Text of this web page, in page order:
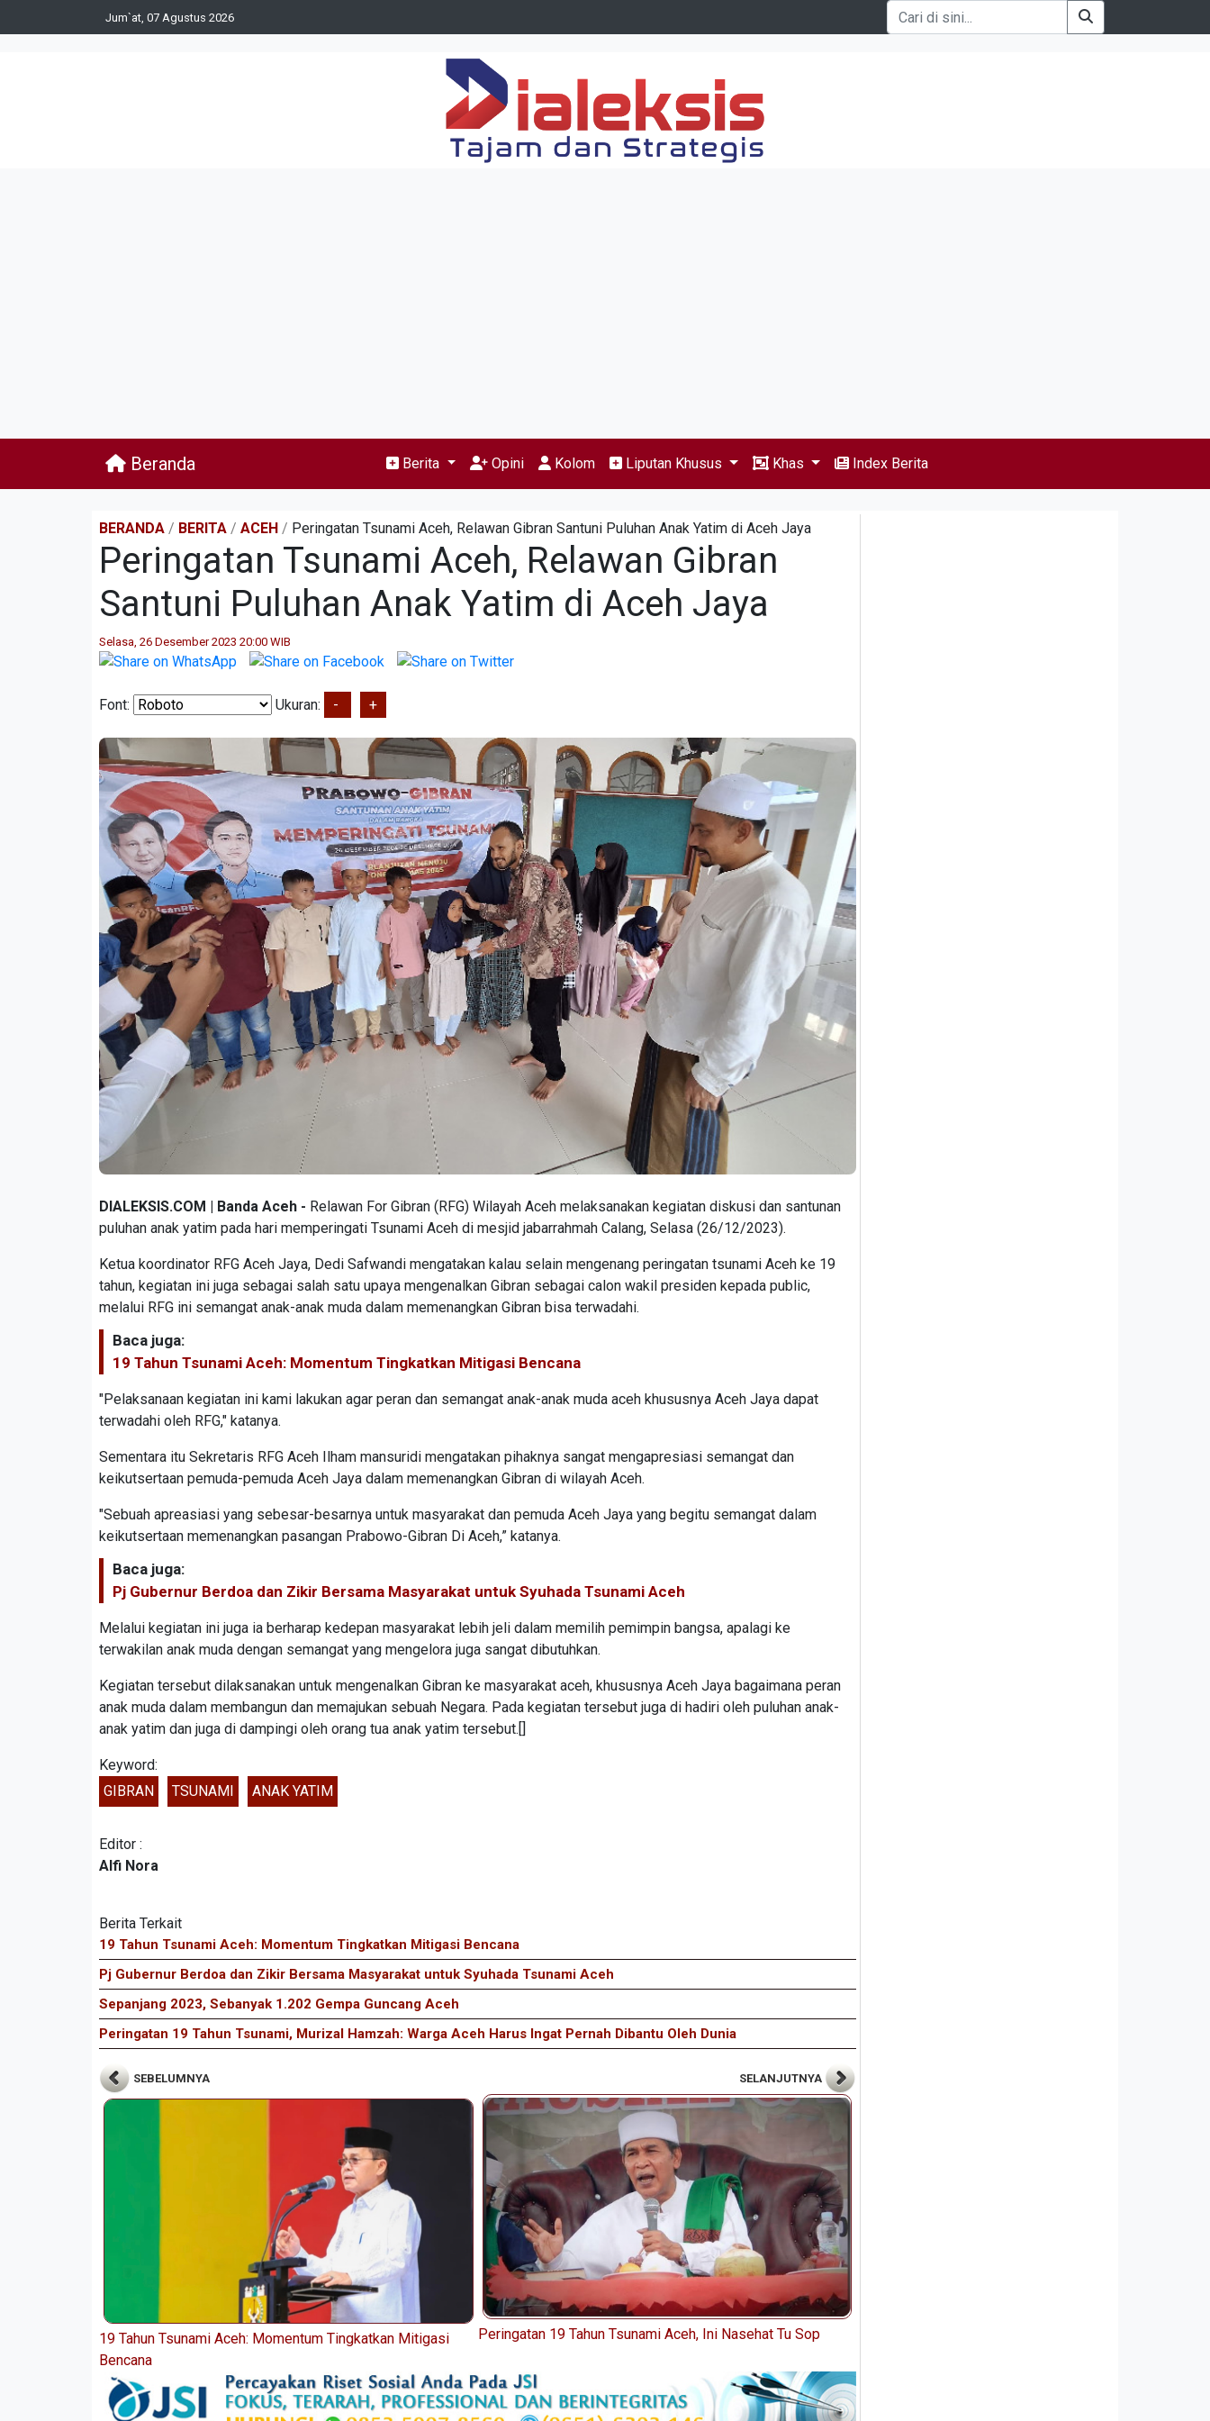
Jum`at, 07 Agustus 2026
Beranda Berita Opini Kolom Liputan Khusus Khas Index Berita
BERANDA / BERITA / ACEH / Peringatan Tsunami Aceh, Relawan Gibran Santuni Puluhan Anak Yatim di Aceh Jaya
Peringatan Tsunami Aceh, Relawan Gibran
Santuni Puluhan Anak Yatim di Aceh Jaya
Selasa, 26 Desember 2023 20:00 WIB
Font: Ukuran: - +
DIALEKSIS.COM | Banda Aceh - Relawan For Gibran (RFG) Wilayah Aceh melaksanakan kegiatan diskusi dan santunan
puluhan anak yatim pada hari memperingati Tsunami Aceh di mesjid jabarrahmah Calang, Selasa (26/12/2023).
Ketua koordinator RFG Aceh Jaya, Dedi Safwandi mengatakan kalau selain mengenang peringatan tsunami Aceh ke 19
tahun, kegiatan ini juga sebagai salah satu upaya mengenalkan Gibran sebagai calon wakil presiden kepada public,
melalui RFG ini semangat anak-anak muda dalam memenangkan Gibran bisa terwadahi.
Baca juga:
19 Tahun Tsunami Aceh: Momentum Tingkatkan Mitigasi Bencana
"Pelaksanaan kegiatan ini kami lakukan agar peran dan semangat anak-anak muda aceh khususnya Aceh Jaya dapat
terwadahi oleh RFG," katanya.
Sementara itu Sekretaris RFG Aceh Ilham mansuridi mengatakan pihaknya sangat mengapresiasi semangat dan
keikutsertaan pemuda-pemuda Aceh Jaya dalam memenangkan Gibran di wilayah Aceh.
"Sebuah apreasiasi yang sebesar-besarnya untuk masyarakat dan pemuda Aceh Jaya yang begitu semangat dalam
keikutsertaan memenangkan pasangan Prabowo-Gibran Di Aceh,” katanya.
Baca juga:
Pj Gubernur Berdoa dan Zikir Bersama Masyarakat untuk Syuhada Tsunami Aceh
Melalui kegiatan ini juga ia berharap kedepan masyarakat lebih jeli dalam memilih pemimpin bangsa, apalagi ke
terwakilan anak muda dengan semangat yang mengelora juga sangat dibutuhkan.
Kegiatan tersebut dilaksanakan untuk mengenalkan Gibran ke masyarakat aceh, khususnya Aceh Jaya bagaimana peran
anak muda dalam membangun dan memajukan sebuah Negara. Pada kegiatan tersebut juga di hadiri oleh puluhan anak-
anak yatim dan juga di dampingi oleh orang tua anak yatim tersebut.[]
Keyword:
GIBRAN
TSUNAMI ANAK YATIM
Editor :
Alfi Nora
Berita Terkait
19 Tahun Tsunami Aceh: Momentum Tingkatkan Mitigasi Bencana
Pj Gubernur Berdoa dan Zikir Bersama Masyarakat untuk Syuhada Tsunami Aceh
Sepanjang 2023, Sebanyak 1.202 Gempa Guncang Aceh
Peringatan 19 Tahun Tsunami, Murizal Hamzah: Warga Aceh Harus Ingat Pernah Dibantu Oleh Dunia
SEBELUMNYA
19 Tahun Tsunami Aceh: Momentum Tingkatkan Mitigasi
Bencana
SELANJUTNYA
Peringatan 19 Tahun Tsunami Aceh, Ini Nasehat Tu Sop